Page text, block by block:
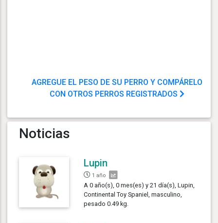
AGREGUE EL PESO DE SU PERRO Y COMPÁRELO
CON OTROS PERROS REGISTRADOS
Noticias
Lupin
1 año
A 0 año(s), 0 mes(es) y 21 día(s), Lupin,
Continental Toy Spaniel, masculino,
pesado 0.49 kg.